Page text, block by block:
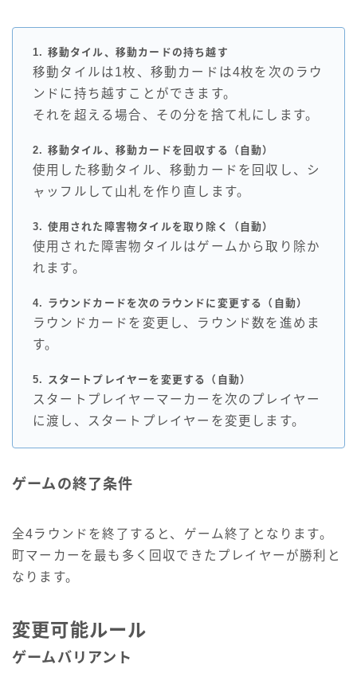
1. 移動タイル、 移動カードの持ち越す
移動タイルは1枚、移動カードは4枚を次のラウ
ンドに持ち越すことができます。
それを超える場合、その分を捨て札にします。
2. 移動タイル、移動カードを回収する（自動）
使用した移動タイル、移動カードを回収し、シ
ャッフルして山札を作り直します。
3. 使用された障害物タイルを取り除く（自動）
使用された障害物タイルはゲームから取り除か
れます。
4. ラウンドカードを次のラウンドに変更する（自動）
ラウンドカードを変更し、ラウンド数を進めま
す。
5. スタートプレイヤーを変更する（自動）
スタートプレイヤーマーカーを次のプレイヤー
に渡し、スタートプレイヤーを変更します。
ゲームの終了条件
全4ラウンドを終了すると、ゲーム終了となります。
町マーカーを最も多く回収できたプレイヤーが勝利と
なります。
変更可能ルール
ゲームバリアント